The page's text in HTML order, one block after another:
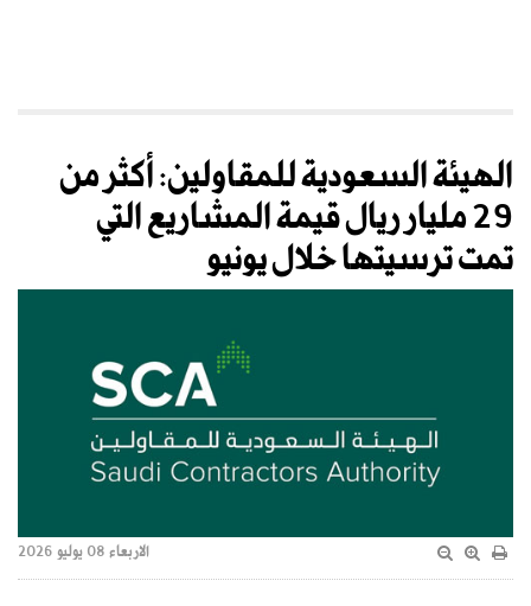
الهيئة السعودية للمقاولين: أكثر من
29 مليار ريال قيمة المشاريع التي
تمت ترسيتها خلال يونيو
الاربعاء 08 يوليو 2026